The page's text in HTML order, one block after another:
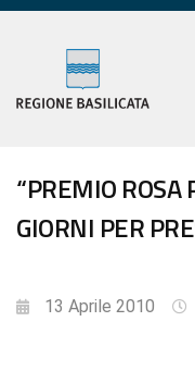
“PREMIO ROSA
GIORNI PER
13 Aprile 2010